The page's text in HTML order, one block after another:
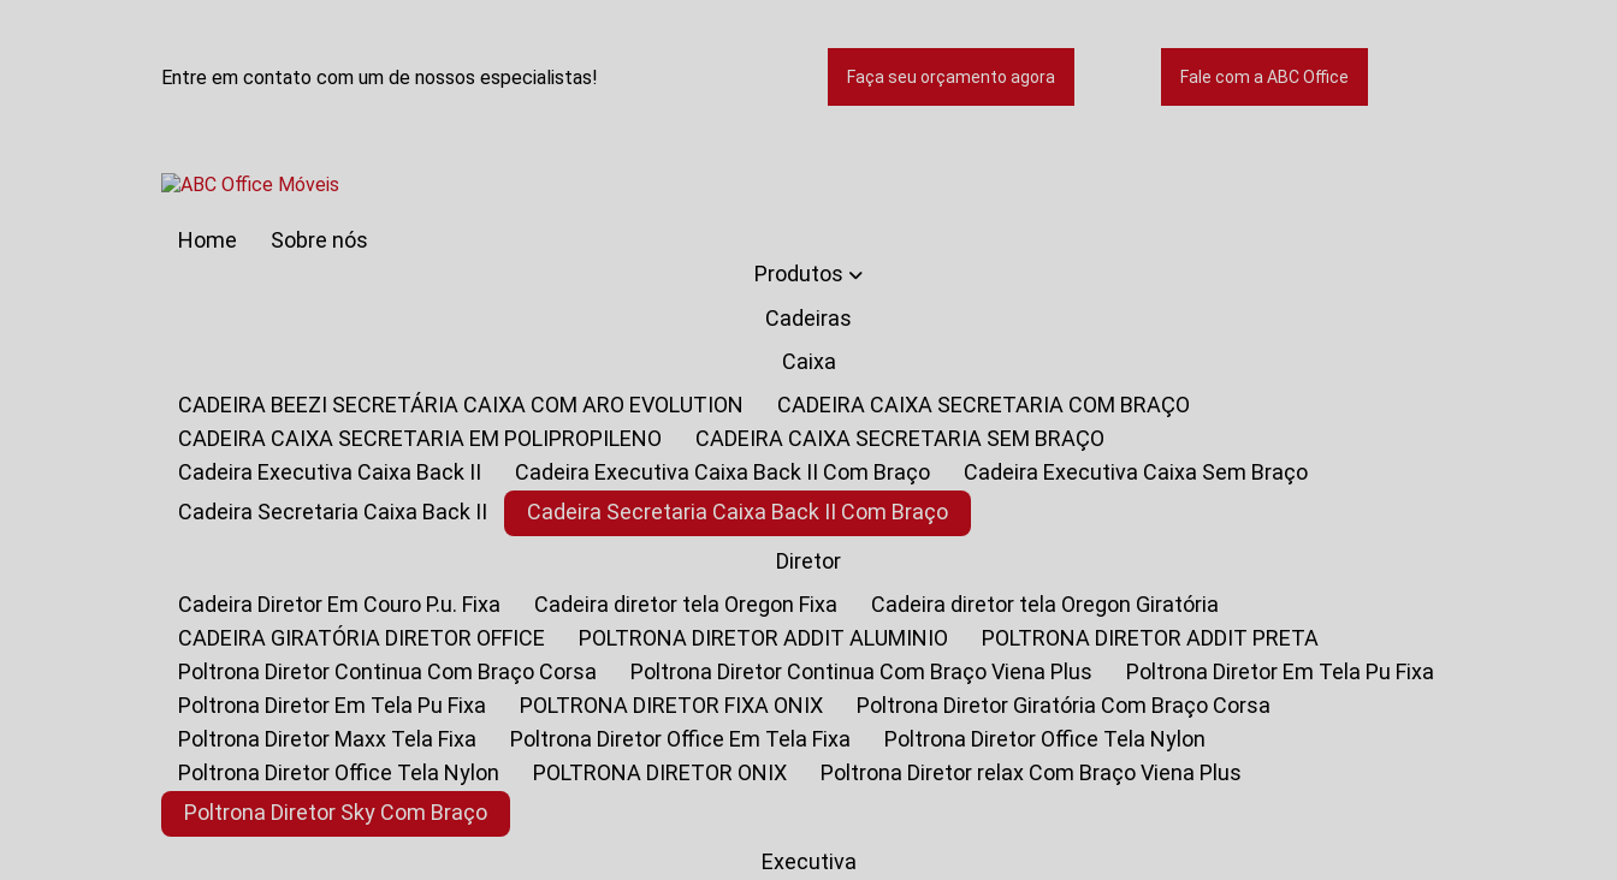
Entre em contato com um de nossos especialistas! Faça seu orçamento agora Fale com a ABC Office
Home
Sobre nós
Produtos
Cadeiras
Caixa
CADEIRA BEEZI SECRETÁRIA CAIXA COM ARO EVOLUTION
CADEIRA CAIXA SECRETARIA COM BRAÇO
CADEIRA CAIXA SECRETARIA EM POLIPROPILENO
CADEIRA CAIXA SECRETARIA SEM BRAÇO
Cadeira Executiva Caixa Back II
Cadeira Executiva Caixa Back II Com Braço
Cadeira Executiva Caixa Sem Braço
Cadeira Secretaria Caixa Back II
Cadeira Secretaria Caixa Back II Com Braço
Diretor
Cadeira Diretor Em Couro P.u. Fixa
Cadeira diretor tela Oregon Fixa
Cadeira diretor tela Oregon Giratória
CADEIRA GIRATÓRIA DIRETOR OFFICE
POLTRONA DIRETOR ADDIT ALUMINIO
POLTRONA DIRETOR ADDIT PRETA
Poltrona Diretor Continua Com Braço Corsa
Poltrona Diretor Continua Com Braço Viena Plus
Poltrona Diretor Em Tela Pu Fixa
Poltrona Diretor Em Tela Pu Fixa
POLTRONA DIRETOR FIXA ONIX
Poltrona Diretor Giratória Com Braço Corsa
Poltrona Diretor Maxx Tela Fixa
Poltrona Diretor Office Em Tela Fixa
Poltrona Diretor Office Tela Nylon
Poltrona Diretor Office Tela Nylon
POLTRONA DIRETOR ONIX
Poltrona Diretor relax Com Braço Viena Plus
Poltrona Diretor Sky Com Braço
Executiva